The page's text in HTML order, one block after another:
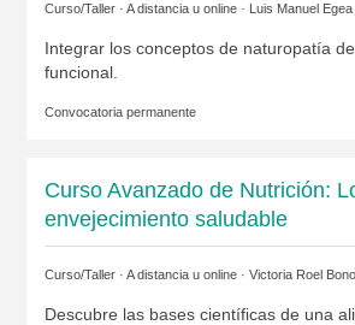
Curso/Taller · A distancia u online · Luis Manuel Egea
Integrar los conceptos de naturopatía
funcional.
Convocatoria permanente
Curso Avanzado de Nutrición:
envejecimiento saludable
Curso/Taller · A distancia u online · Victoria Roel
Descubre las bases científicas de una